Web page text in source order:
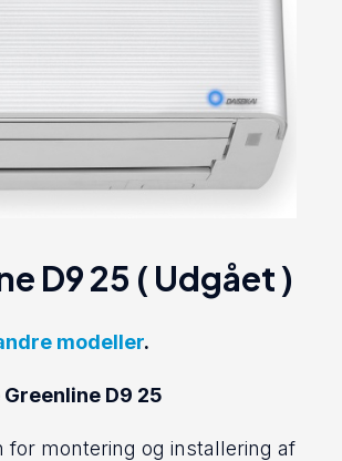
D9 25 ( Udgået )
modeller.
D9 25
for montering og installering af